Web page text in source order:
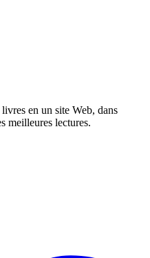
en un site Web, dans
meilleures lectures.